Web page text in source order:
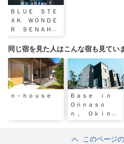
ＢＬＵＥ ＳＴＥ
ＡＫ ＷＯＮＤＥ
Ｒ ＳＥＮＡＨＡ
同じ宿を見た人はこんな宿も見てい
ｎ－ｈｏｕｓｅ
Ｂａｓｅ ｉｎ
Ｏｎｎａｓｏ
ｎ， Ｏｋｉｎａ
このページ